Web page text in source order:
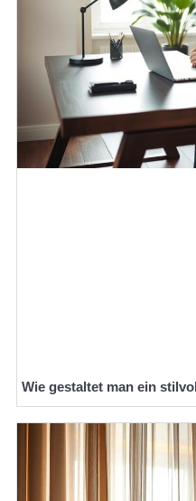
Wie gestaltet man ein